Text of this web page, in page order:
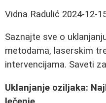
Vidna Radulić 2024-12-
Saznajte sve o
metodama, laserskim
intervencijama. Saveti
Uklanjanje oziljaka: